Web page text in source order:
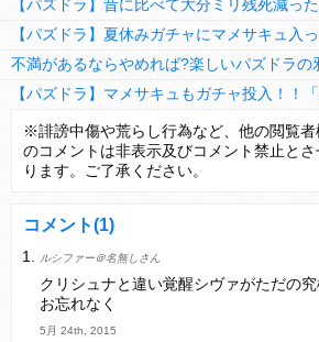
不満があるならやめれば?楽しいパズドラの
変な所でセーブして詰んだゲーム、貴方に
Powered by livedoor 相互RSS
※誹謗中傷や荒らし行為など、他の閲覧
のコメントは非表示及びコメント禁止と
ります。ご了承ください。
コメント(1)
ルシファー＠名無しさん
クリシュナと違い覚醒シヴァがただの
お忘れなく
5月 24th, 2015